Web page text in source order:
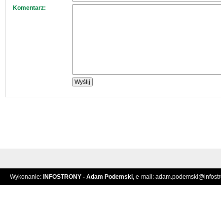
Komentarz:
Wykonanie: INFOSTRONY - Adam Podemski, e-mail: